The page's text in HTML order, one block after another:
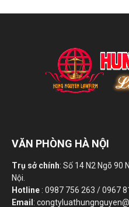
VĂN PHÒNG HÀ NỘI
Trụ sở chính: Số 14 N2 Ngõ 90
Nội.
Hotline : 0987 756 263 / 0967
Email :